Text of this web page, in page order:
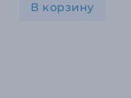
В корзину